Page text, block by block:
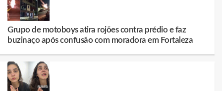
Grupo de motoboys atira rojões contra prédio e faz
buzinaço após confusão com moradora em Fortaleza